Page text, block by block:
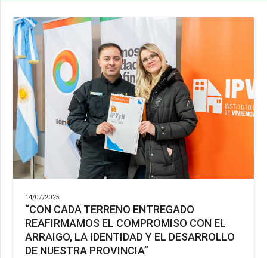
14/07/2025
“CON CADA TERRENO ENTREGADO
REAFIRMAMOS EL COMPROMISO CON EL
ARRAIGO, LA IDENTIDAD Y EL DESARROLLO
DE NUESTRA PROVINCIA”